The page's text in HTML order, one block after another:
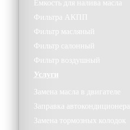
Ёмкость для налива масла
Фильтра АКПП
Фильтр масляный
Фильтр салонный
Фильтр воздушный
Услуги
Замена масла в двигателе
Заправка автокондиционера
Замена тормозных колодок